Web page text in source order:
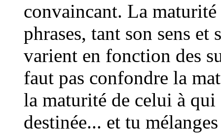
convaincant. La
phrases, tant son sens et
varient en fonction des
faut pas confondre la
la maturité de celui à
destinée... et tu